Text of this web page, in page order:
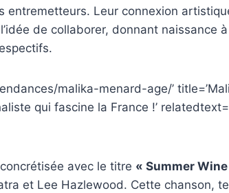
entremetteurs. Leur connexion
de collaborer, donnant naissance
malika-menard-age/’
qui fascine la France !’
avec le titre « Summer
et Lee Hazlewood. Cette chanson,